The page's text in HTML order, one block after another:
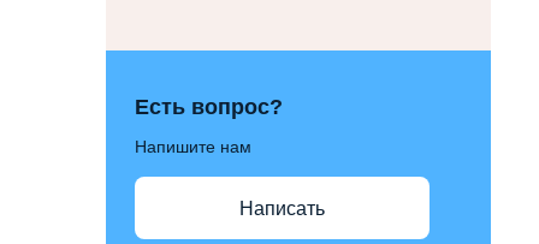
Есть вопрос?
Напишите нам
Написать